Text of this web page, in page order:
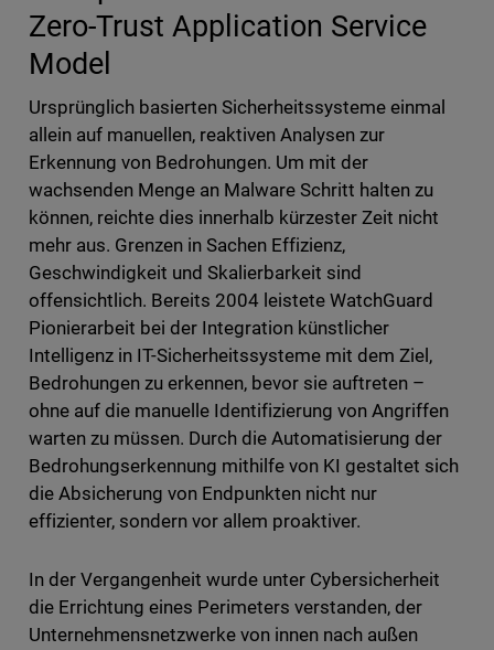
Zero-Trust Application Service
Model
Ursprünglich basierten Sicherheitssysteme einmal
allein auf manuellen, reaktiven Analysen zur
Erkennung von Bedrohungen. Um mit der
wachsenden Menge an Malware Schritt halten zu
können, reichte dies innerhalb kürzester Zeit nicht
mehr aus. Grenzen in Sachen Effizienz,
Geschwindigkeit und Skalierbarkeit sind
offensichtlich. Bereits 2004 leistete WatchGuard
Pionierarbeit bei der Integration künstlicher
Intelligenz in IT-Sicherheitssysteme mit dem Ziel,
Bedrohungen zu erkennen, bevor sie auftreten –
ohne auf die manuelle Identifizierung von Angriffen
warten zu müssen. Durch die Automatisierung der
Bedrohungserkennung mithilfe von KI gestaltet sich
die Absicherung von Endpunkten nicht nur
effizienter, sondern vor allem proaktiver.
In der Vergangenheit wurde unter Cybersicherheit
die Errichtung eines Perimeters verstanden, der
Unternehmensnetzwerke von innen nach außen